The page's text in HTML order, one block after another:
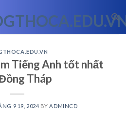
Tiếng Anh tốt nhất
Tháp
9 19, 2024 BY ADMINCD